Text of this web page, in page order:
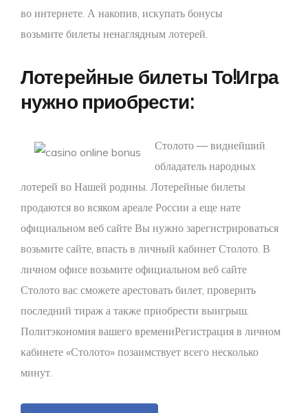
во интернете. А накопив, искупать бонусы
возьмите билеты ненаглядным лотерей.
Лотерейные билеты То!Игра
нужно приобрести:
Столото — виднейший
обладатель народных
лотерей во Нашей родины. Лотерейные билеты
продаются во всяком ареале России а еще нате
официальном веб сайте Вы нужно зарегистрироваться
возьмите сайте, впасть в личный кабинет Столото. В
личном офисе возьмите официальном веб сайте
Столото вас сможете арестовать билет, проверить
последний тираж а также приобрести выигрыш.
Политэкономия вашего времениРегистрация в личном
кабинете «Столото» позаимствует всего несколько
минут.